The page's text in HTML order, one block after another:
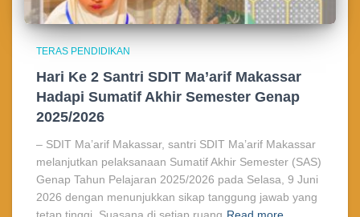
TERAS PENDIDIKAN
Hari Ke 2 Santri SDIT Ma’arif Makassar
Hadapi Sumatif Akhir Semester Genap
2025/2026
– SDIT Ma’arif Makassar, santri SDIT Ma’arif Makassar
melanjutkan pelaksanaan Sumatif Akhir Semester (SAS)
Genap Tahun Pelajaran 2025/2026 pada Selasa, 9 Juni
2026 dengan menunjukkan sikap tanggung jawab yang
tetap tinggi. Suasana di setiap ruang Read more…